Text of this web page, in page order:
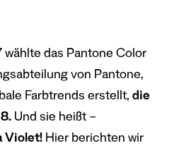
wählte das Pantone Color
von Pantone,
Farbtrends erstellt, die
Und sie heißt –
Violet! Hier berichten wir